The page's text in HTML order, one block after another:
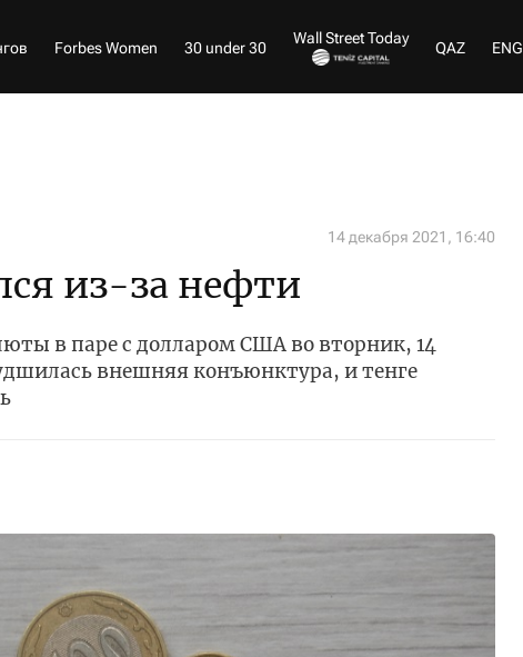
Forbes Women 30 under 30
Wall Street Today
QAZ ENG
14 декабря 2021, 16:40
из-за нефти
в паре с долларом США во вторник, 14
внешняя конъюнктура, и тенге